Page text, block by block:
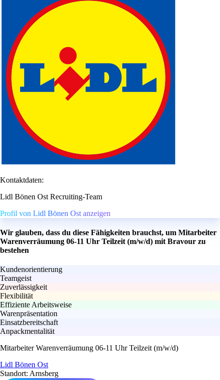
Kontaktdaten:
Lidl Bönen Ost Recruiting-Team
Profil von Lidl Bönen Ost anzeigen
Wir glauben, dass du diese Fähigkeiten brauchst, um Mitarbeiter
Warenverräumung 06-11 Uhr Teilzeit (m/w/d) mit Bravour zu
bestehen
Kundenorientierung
Teamgeist
Zuverlässigkeit
Flexibilität
Effiziente Arbeitsweise
Warenpräsentation
Einsatzbereitschaft
Anpackmentalität
Mitarbeiter Warenverräumung 06-11 Uhr Teilzeit (m/w/d)
Lidl Bönen Ost
Standort: Arnsberg